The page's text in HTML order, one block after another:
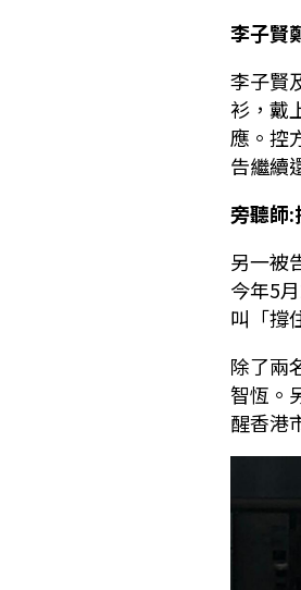
李子賢
李子賢
衫，戴
應。控
告繼續
旁聽師:
另一被
今年5
叫「撐
除了兩
智恆。
醒香港